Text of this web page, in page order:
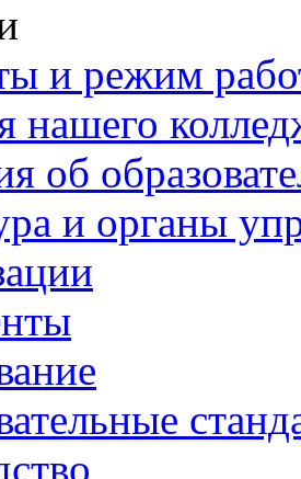
и режим
нашего
об
и органы